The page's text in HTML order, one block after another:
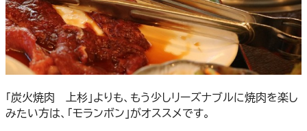
「炭火焼肉 上杉」よりも、もう少しリーズナブルに焼肉を楽し
みたい方は、「モランボン」がオススメです。